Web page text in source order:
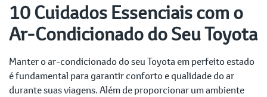
10 Cuidados Essenciais com o
Ar-Condicionado do Seu Toyota
Manter o ar-condicionado do seu Toyota em perfeito estado
é fundamental para garantir conforto e qualidade do ar
durante suas viagens. Além de proporcionar um ambiente